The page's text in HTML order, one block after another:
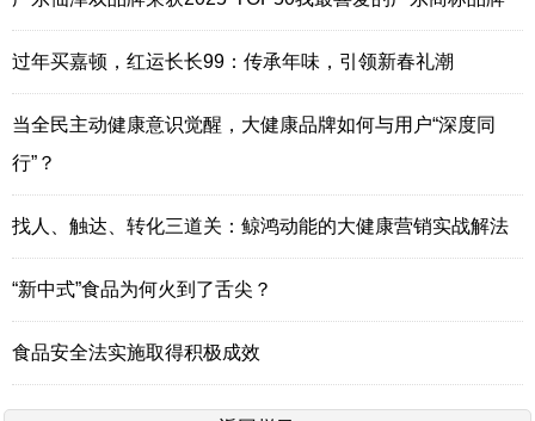
过年买嘉顿，红运长长99：传承年味，引领新春礼潮
当全民主动健康意识觉醒，大健康品牌如何与用户“深度同
行”？
找人、触达、转化三道关：鲸鸿动能的大健康营销实战解法
“新中式”食品为何火到了舌尖？
食品安全法实施取得积极成效